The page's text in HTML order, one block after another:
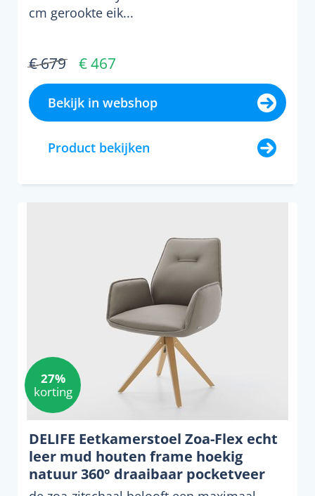
cm gerookte eik...
€ 679 € 467
Bekijk in webshop
Product bekijken
27%
korting
DELIFE Eetkamerstoel Zoa-Flex echt
leer mud houten frame hoekig
natuur 360° draaibaar pocketveer
kern